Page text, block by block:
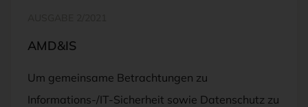
AMD&IS
Um gemeinsame Betrachtungen zu
Informations-/IT-Sicherheit sowie Datenschutz zu